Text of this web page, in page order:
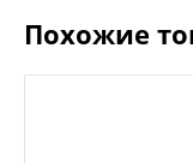
Похожие